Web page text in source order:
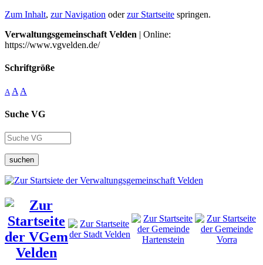
Zum Inhalt, zur Navigation oderzur Startseite springen.
Verwaltungsgemeinschaft Velden | Online:
https://www.vgvelden.de/
Schriftgröße
A A A
Suche VG
suchen